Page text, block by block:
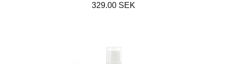
329.00 SEK